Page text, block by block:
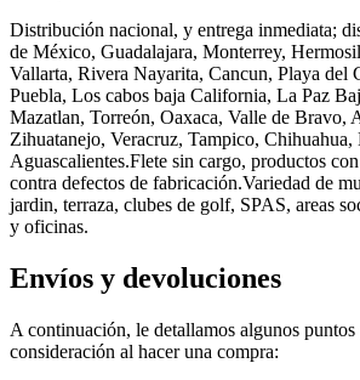
Distribución nacional, y entrega inmediata;
de México, Guadalajara, Monterrey,
Vallarta, Rivera Nayarita, Cancun, Playa del
Puebla, Los cabos baja California, La Paz
Mazatlan, Torreón, Oaxaca, Valle de Bravo,
Zihuatanejo, Veracruz, Tampico, Chihuahua,
Aguascalientes.Flete sin cargo, productos
contra defectos de fabricación.Variedad de
jardin, terraza, clubes de golf, SPAS, areas
y oficinas.
Envíos y devoluciones
A continuación, le detallamos algunos puntos
consideración al hacer una compra: